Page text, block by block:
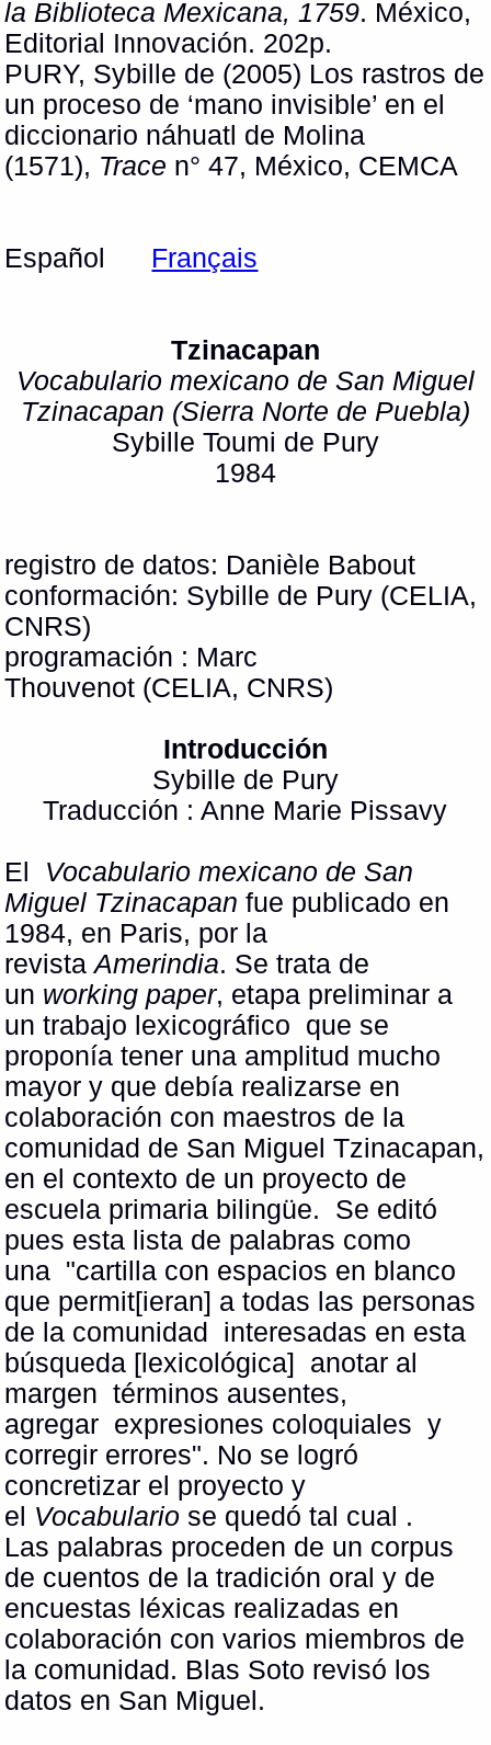
la Biblioteca Mexicana, 1759. México,
Editorial Innovación. 202p.
PURY, Sybille de (2005) Los rastros de
un proceso de ‘mano invisible’ en el
diccionario náhuatl de Molina
(1571), Trace n° 47, México, CEMCA
Español Français
Tzinacapan
Vocabulario mexicano de San Miguel
Tzinacapan (Sierra Norte de Puebla)
Sybille Toumi de Pury
1984
registro de datos: Danièle Babout
conformación: Sybille de Pury (CELIA,
CNRS)
programación : Marc
Thouvenot (CELIA, CNRS)
Introducción
Sybille de Pury
Traducción : Anne Marie Pissavy
El Vocabulario mexicano de San
Miguel Tzinacapan fue publicado en
1984, en Paris, por la
revistaAmerindia. Se trata de
un working paper, etapa preliminar a
un trabajo lexicográfico que se
proponía tener una amplitud mucho
mayor y que debía realizarse en
colaboración con maestros de la
comunidad de San Miguel Tzinacapan,
en el contexto de un proyecto de
escuela primaria bilingüe. Se editó
pues esta lista de palabras como
una "cartilla con espacios en blanco
que permit[ieran] a todas las personas
de la comunidad interesadas en esta
búsqueda [lexicológica] anotar al
margen términos ausentes,
agregar expresiones coloquiales y
corregir errores". No se logró
concretizar el proyecto y
el Vocabulario se quedó tal cual .
Las palabras proceden de un corpus
de cuentos de la tradición oral y de
encuestas léxicas realizadas en
colaboración con varios miembros de
la comunidad. Blas Soto revisó los
datos en San Miguel.